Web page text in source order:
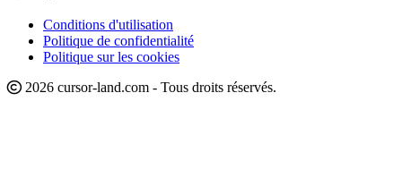
Conditions d'utilisation
Politique de confidentialité
Politique sur les cookies
2026 cursor-land.com - Tous droits réservés.